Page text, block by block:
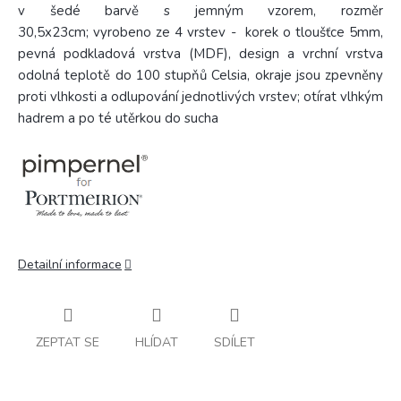
v šedé barvě s jemným vzorem, rozměr
30,5x23cm; vyrobeno ze 4 vrstev - korek o tloušťce 5mm,
pevná podkladová vrstva (MDF), design a vrchní vrstva
odolná teplotě do 100 stupňů Celsia, okraje jsou zpevněny
proti vlhkosti a odlupování jednotlivých vrstev; otírat vlhkým
hadrem a po té utěrkou do sucha
Detailní informace
ZEPTAT SE HLÍDAT SDÍLET